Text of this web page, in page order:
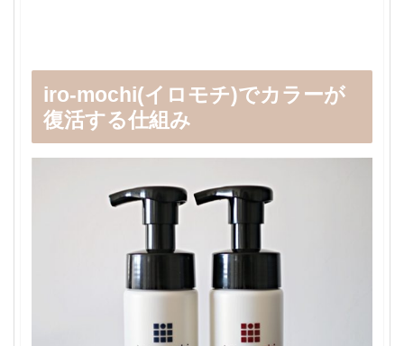
iro-mochi(イロモチ)でカラーが
復活する仕組み